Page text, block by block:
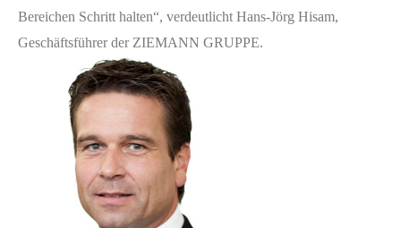
Bereichen Schritt halten“, verdeutlicht Hans-Jörg Hisam,
Geschäftsführer der ZIEMANN GRUPPE.